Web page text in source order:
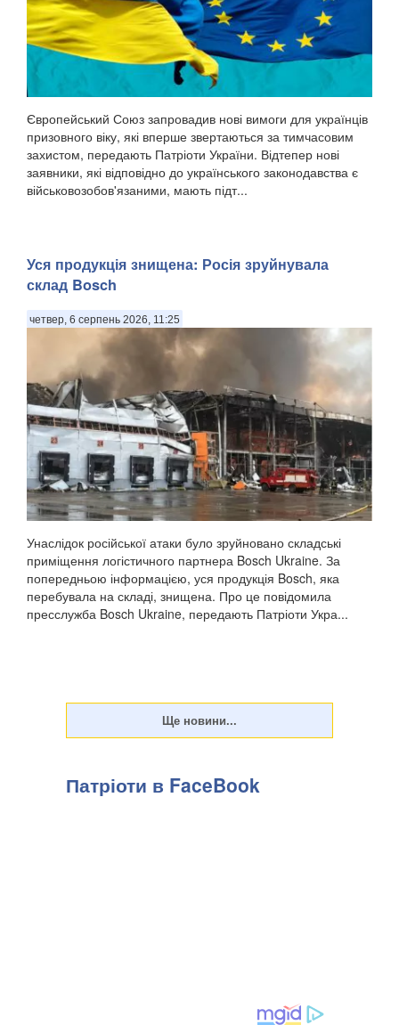
Європейський Союз запровадив нові вимоги для українців
призовного віку, які вперше звертаються за тимчасовим
захистом, передають Патріоти України. Відтепер нові
заявники, які відповідно до українського законодавства є
військовозобов'язаними, мають підт...
Уся продукція знищена: Росія зруйнувала
склад Bosch
четвер, 6 серпень 2026, 11:25
Унаслідок російської атаки було зруйновано складські
приміщення логістичного партнера Bosch Ukraine. За
попередньою інформацією, уся продукція Bosch, яка
перебувала на складі, знищена. Про це повідомила
пресслужба Bosch Ukraine, передають Патріоти Укра...
Патріоти в FaceBook